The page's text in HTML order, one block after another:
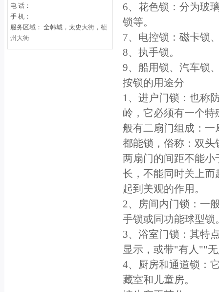
电 话：
手 机：
服务区域： 全韩城，太史大街，桢
州大街
6、花色锁：分为玻
锁等。
7、电控锁：磁卡锁
8、执手锁。
9、船用锁、汽车锁
按锁的用途分
1、进户门锁：也称
岭，它必须有一个
般有二扇门组成：
都能锁，俗称：双
两扇门的间距不能小
长，不能同时关上
起到美观的作用。
2、房间内门锁：一
手锁或同功能球型锁
3、浴室门锁：其特
显示，或带"有人""
4、厨房和通道锁：
藏室和儿童房。